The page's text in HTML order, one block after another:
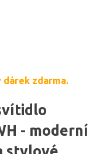
zdarma.
- moderní